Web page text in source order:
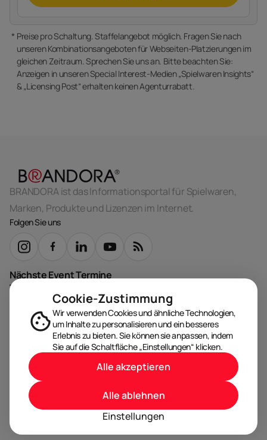
Preise pro Schaltung. Staffelangebot möglich. Fragen Sie nach
unseren Kombinationsangeboten für Webseiten-Platzierungen im
gleichen Zeitraum. Sprechen Sie uns an. Bitte beachten Sie:
Anzeigen in unseren Special Interest-Medien „Spielwaren Insights“
& „Licensing Post“ erhalten keinen Agenturrabatt.
BRANDORA ist das Informationsportal für Spielwaren,
Marken, Produkte und Lizenzen im Internet.
Folgen Sie uns
Nächste Event Termine
Trusted by
© BRANDORA 2026. All rights reserved.
Datenschutz
Cookie-Zustimmung
Wir verwenden Cookies und ähnliche Technologien,
um Inhalte zu personalisieren und ein besseres
Erlebnis zu bieten. Sie können sie anpassen, indem
Sie auf die Schaltfläche „Einstellungen“ klicken.
Einstellungen
Alle ablehnen
Alle akzeptieren